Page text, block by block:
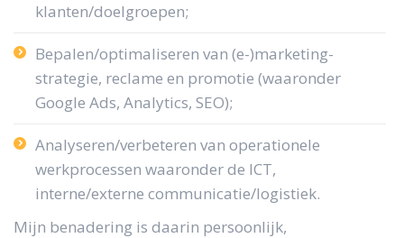
klanten/doelgroepen;
Bepalen/optimaliseren van (e-)marketing-
strategie, reclame en promotie (waaronder
Google Ads, Analytics, SEO);
Analyseren/verbeteren van operationele
werkprocessen waaronder de ICT,
interne/externe communicatie/logistiek.
Mijn benadering is daarin persoonlijk,